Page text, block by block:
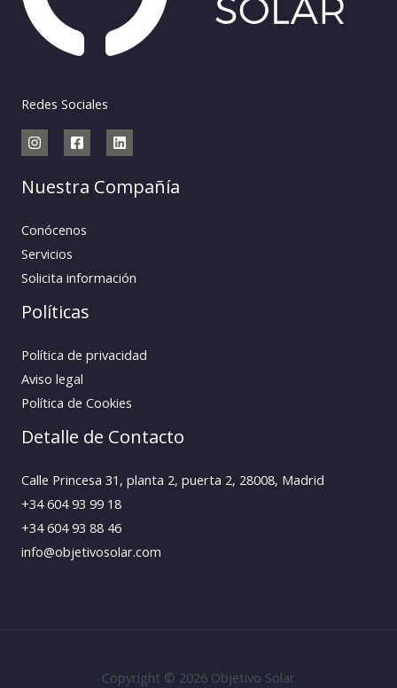
Redes Sociales
Nuestra Compañía
Conócenos
Servicios
Solicita información
Políticas
Política de privacidad
Aviso legal
Política de Cookies
Detalle de Contacto
Calle Princesa 31, planta 2, puerta 2, 28008, Madrid
+34 604 93 99 18
+34 604 93 88 46
info@objetivosolar.com
Copyright © 2026 Objetivo Solar